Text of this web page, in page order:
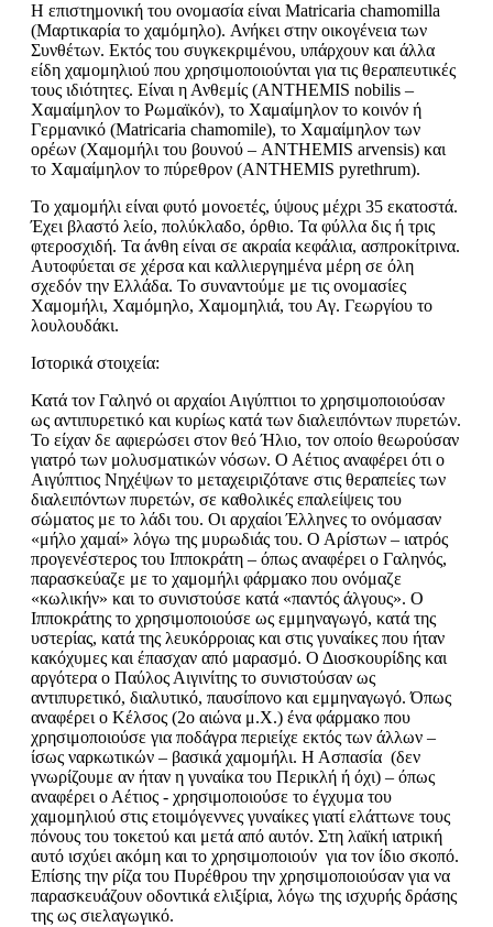
Η επιστημονική του ονομασία είναι Matricaria chamomilla
(Μαρτικαρία το χαμόμηλο). Ανήκει στην οικογένεια των
Συνθέτων. Εκτός του συγκεκριμένου, υπάρχουν και άλλα
είδη χαμομηλιού που χρησιμοποιούνται για τις θεραπευτικές
τους ιδιότητες. Είναι η Ανθεμίς (ANTHEMIS nobilis –
Χαμαίμηλον το Ρωμαϊκόν), το Χαμαίμηλον το κοινόν ή
Γερμανικό (Matricaria chamomile), το Χαμαίμηλον των
ορέων (Χαμομήλι του βουνού – ANTHEMIS arvensis) και
το Χαμαίμηλον το πύρεθρον (ANTHEMIS pyrethrum).
Το χαμομήλι είναι φυτό μονοετές, ύψους μέχρι 35 εκατοστά.
Έχει βλαστό λείο, πολύκλαδο, όρθιο. Τα φύλλα δις ή τρις
φτεροσχιδή. Τα άνθη είναι σε ακραία κεφάλια, ασπροκίτρινα.
Αυτοφύεται σε χέρσα και καλλιεργημένα μέρη σε όλη
σχεδόν την Ελλάδα. Το συναντούμε με τις ονομασίες
Χαμομήλι, Χαμόμηλο, Χαμομηλιά, του Αγ. Γεωργίου το
λουλουδάκι.
Ιστορικά στοιχεία:
Κατά τον Γαληνό οι αρχαίοι Αιγύπτιοι το χρησιμοποιούσαν
ως αντιπυρετικό και κυρίως κατά των διαλειπόντων πυρετών.
Το είχαν δε αφιερώσει στον θεό Ήλιο, τον οποίο θεωρούσαν
γιατρό των μολυσματικών νόσων. Ο Αέτιος αναφέρει ότι ο
Αιγύπτιος Νηχέψων το μεταχειριζότανε στις θεραπείες των
διαλειπόντων πυρετών, σε καθολικές επαλείψεις του
σώματος με το λάδι του. Οι αρχαίοι Έλληνες το ονόμασαν
«μήλο χαμαί» λόγω της μυρωδιάς του. Ο Αρίστων – ιατρός
προγενέστερος του Ιπποκράτη – όπως αναφέρει ο Γαληνός,
παρασκεύαζε με το χαμομήλι φάρμακο που ονόμαζε
«κωλικήν» και το συνιστούσε κατά «παντός άλγους». Ο
Ιπποκράτης το χρησιμοποιούσε ως εμμηναγωγό, κατά της
υστερίας, κατά της λευκόρροιας και στις γυναίκες που ήταν
κακόχυμες και έπασχαν από μαρασμό. Ο Διοσκουρίδης και
αργότερα ο Παύλος Αιγινίτης το συνιστούσαν ως
αντιπυρετικό, διαλυτικό, παυσίπονο και εμμηναγωγό. Όπως
αναφέρει ο Κέλσος (2ο αιώνα μ.Χ.) ένα φάρμακο που
χρησιμοποιούσε για ποδάγρα περιείχε εκτός των άλλων –
ίσως ναρκωτικών – βασικά χαμομήλι. Η Ασπασία (δεν
γνωρίζουμε αν ήταν η γυναίκα του Περικλή ή όχι) – όπως
αναφέρει ο Αέτιος - χρησιμοποιούσε το έγχυμα του
χαμομηλιού στις ετοιμόγεννες γυναίκες γιατί ελάττωνε τους
πόνους του τοκετού και μετά από αυτόν. Στη λαϊκή ιατρική
αυτό ισχύει ακόμη και το χρησιμοποιούν για τον ίδιο σκοπό.
Επίσης την ρίζα του Πυρέθρου την χρησιμοποιούσαν για να
παρασκευάζουν οδοντικά ελιξίρια, λόγω της ισχυρής δράσης
της ως σιελαγωγικό.